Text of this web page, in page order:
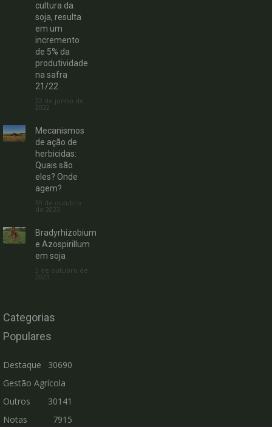
cultura da
soja, resulta
em um
incremento
de 5% da
produtividade
na safra
21/22
22 de junho de
2022
Mecanismos
de ação de
herbicidas:
Quais são
eles? Onde
agem?
30 de outubro
de 2023
Bradyrhizobium
e Azospirillum
em soja
3 de outubro de
2023
Categorias
Populares
Destaque
30690
Gestão Agrícola
30141
Outros
7915
Notas